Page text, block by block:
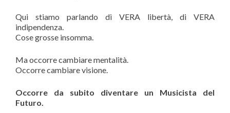
Qui stiamo parlando di VERA libertà, di VERA
indipendenza.
Cose grosse insomma.
Ma occorre cambiare mentalità.
Occorre cambiare visione.
Occorre da subito diventare un Musicista del
Futuro.